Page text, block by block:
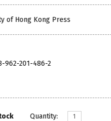
of Hong Kong Press
962-201-486-2
Quantity: